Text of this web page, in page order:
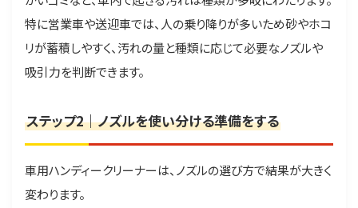
特に営業車や送迎車では、人の乗り降りが多いため砂やホコ
リが蓄積しやすく、汚れの量と種類に応じて必要なノズルや
吸引力を判断できます。
ステップ2｜ノズルを使い分ける準備をする
車用ハンディークリーナーは、ノズルの選び方で結果が大きく
変わります。